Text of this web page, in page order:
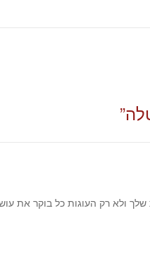
”
ולא רק העוגות כל בוקר את